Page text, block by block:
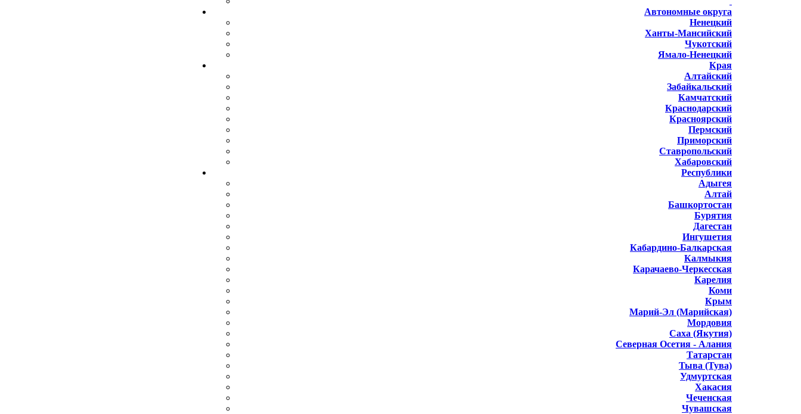
Автономные округа
Ненецкий
Ханты-Мансийский
Чукотский
Ямало-Ненецкий
Края
Алтайский
Забайкальский
Камчатский
Краснодарский
Красноярский
Пермский
Приморский
Ставропольский
Хабаровский
Республики
Адыгея
Алтай
Башкортостан
Бурятия
Дагестан
Ингушетия
Кабардино-Балкарская
Калмыкия
Карачаево-Черкесская
Карелия
Коми
Крым
Марий-Эл (Марийская)
Мордовия
Саха (Якутия)
Северная Осетия - Алания
Татарстан
Тыва (Тува)
Удмуртская
Хакасия
Чеченская
Чувашская